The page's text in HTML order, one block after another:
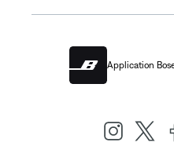
Application